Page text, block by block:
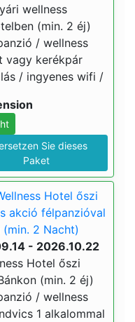
wellness
(min. 2 éj)
/ wellness
vagy kerékpár
/ ingyenes wifi /
Sie dieses
Paket
Hotel őszi
akció félpanzióval
(min. 2 Nacht)
- 2026.10.22
Hotel őszi
(min. 2 éj)
/ wellness
1 alkalommal